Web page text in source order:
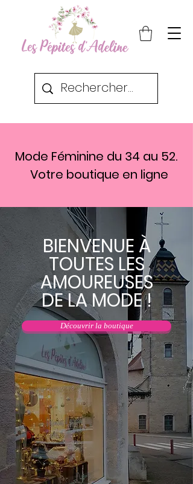
Mode Féminine du 34 au 52.
Votre boutique en ligne
BIENVENUE À
TOUTES LES
AMOUREUSES
DE LA MODE !
Découvrir la boutique